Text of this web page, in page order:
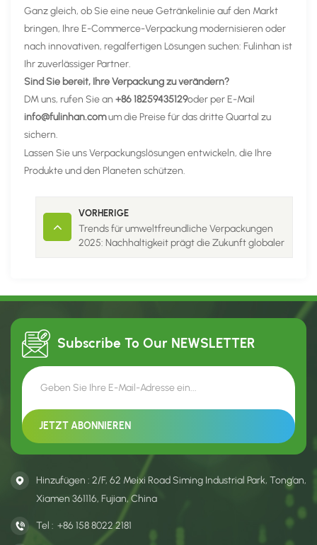
Ganz gleich, ob Sie eine neue Getränkelinie auf den Markt
bringen, Ihre E-Commerce-Verpackung modernisieren oder
nach innovativen, regalfertigen Lösungen suchen: Fulinhan ist
Ihr zuverlässiger Partner.
Sind Sie bereit, Ihre Verpackung zu verändern?
DM uns, rufen Sie an+86 18259435129oder per E-Mail
info@fulinhan.comum die Preise für das dritte Quartal zu
sichern.
Lassen Sie uns Verpackungslösungen entwickeln, die Ihre
Produkte und den Planeten schützen.
VORHERIGE
Trends für umweltfreundliche Verpackungen
2025: Nachhaltigkeit prägt die Zukunft globaler
Subscribe To Our NEWSLETTER
Hinzufügen : 2/F, 62 Meixi Road Siming Industrial Park, Tong’an,
Xiamen 361116, Fujian, China
Tel : +86 158 8022 2181